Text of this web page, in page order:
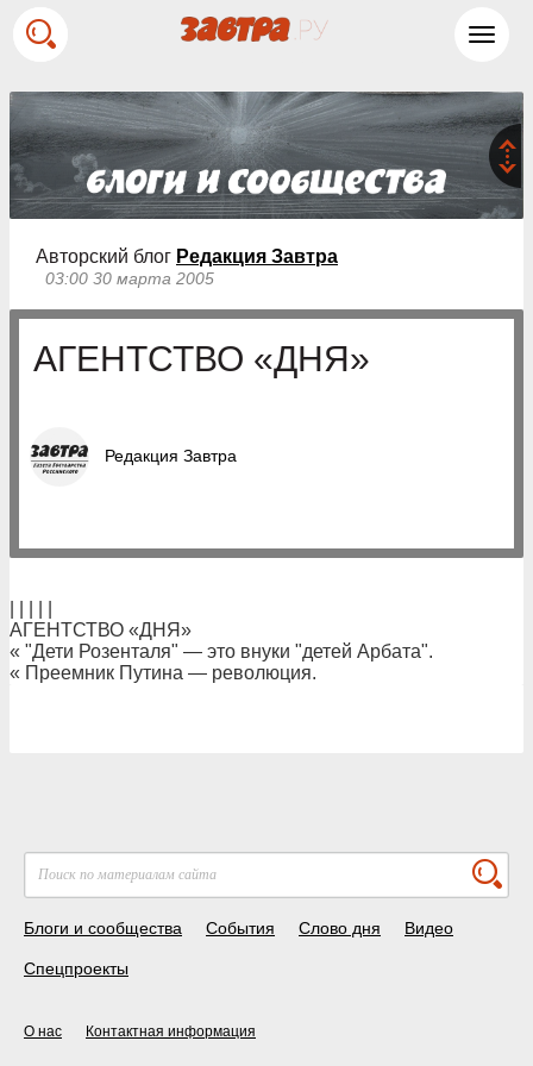
Авторский блог Редакция Завтра
03:00 30 марта 2005
АГЕНТСТВО «ДНЯ»
Редакция Завтра
АГЕНТСТВО «ДНЯ»
« "Дети Розенталя" — это внуки "детей Арбата".
« Преемник Путина — революция.
Блоги и сообщества События Слово дня Видео
Спецпроекты
О нас Контактная информация